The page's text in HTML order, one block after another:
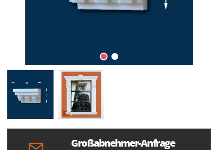
Großabnehmer-Anfrage